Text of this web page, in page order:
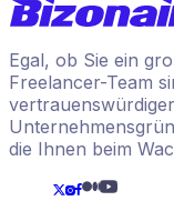
Egal, ob Sie ein
Freelancer-Team
die Ihnen beim